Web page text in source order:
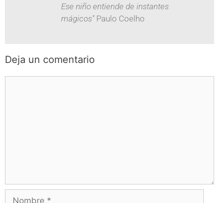
Ese niño entiende de instantes
mágicos" Paulo Coelho
Deja un comentario